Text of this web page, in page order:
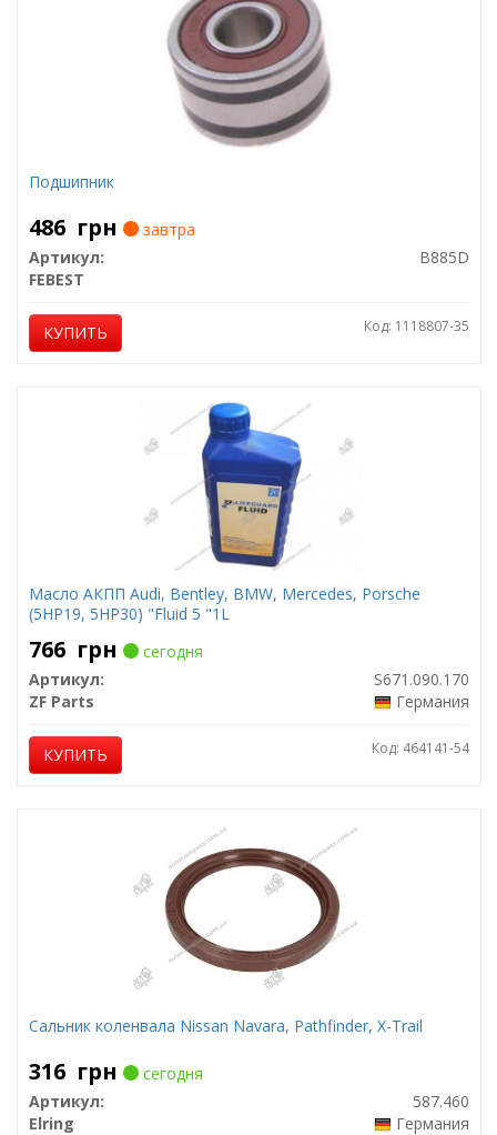
Подшипник
486 грн
завтра
Артикул:
B885D
FEBEST
КУПИТЬ Код: 1118807-35
Масло АКПП Audi, Bentley, BMW, Mercedes, Porsche
(5HP19, 5HP30) "Fluid 5 "1L
766 грн
сегодня
Артикул:
S671.090.170
ZF Parts
Германия
КУПИТЬ Код: 464141-54
Сальник коленвала Nissan Navara, Pathfinder, X-Trail
316 грн
сегодня
Артикул:
587.460
Elring
Германия